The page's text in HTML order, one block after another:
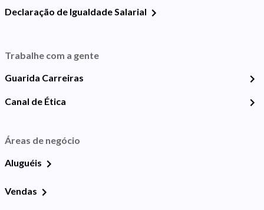
Declaração de Igualdade Salarial
Trabalhe com a gente
Guarida Carreiras
Canal de Ética
Áreas de negócio
Aluguéis
Vendas